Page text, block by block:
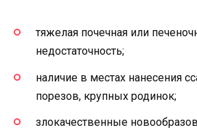
тяжелая почечная или
недостаточность;
наличие в местах нанесения
порезов, крупных родинок;
злокачественные